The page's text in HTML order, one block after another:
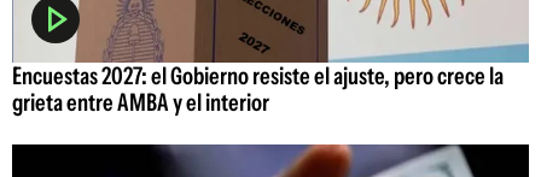
Encuestas 2027: el Gobierno resiste el ajuste, pero crece la
grieta entre AMBA y el interior